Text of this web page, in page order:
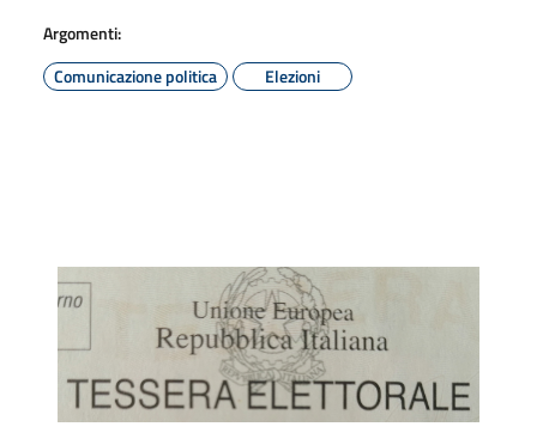
Argomenti:
Comunicazione politica
Elezioni